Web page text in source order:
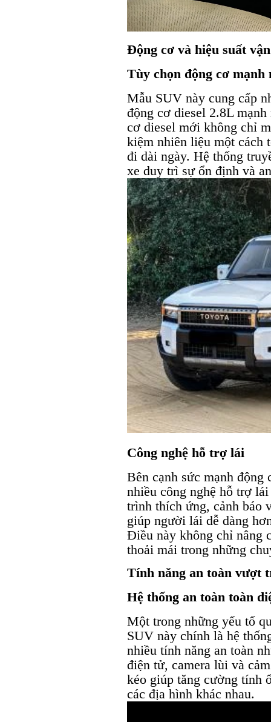
Động cơ và hiệu suất
Tùy chọn động cơ mạnh
Mẫu SUV này cung cấp
động cơ diesel 2.8L
cơ diesel mới không chỉ
kiệm nhiên liệu một cách
đi dài ngày. Hệ thống
xe duy trì sự ổn định và
Công nghệ hỗ trợ lái
Bên cạnh sức mạnh
nhiều công nghệ hỗ trợ
trình thích ứng, cảnh báo
giúp người lái dễ dàng
Điều này không chỉ nâng
thoải mái trong những
Tính năng an toàn vượt
Hệ thống an toàn toàn
Một trong những yếu tố
SUV này chính là hệ
nhiều tính năng an toàn
điện tử, camera lùi và
kéo giúp tăng cường tính
các địa hình khác nhau.